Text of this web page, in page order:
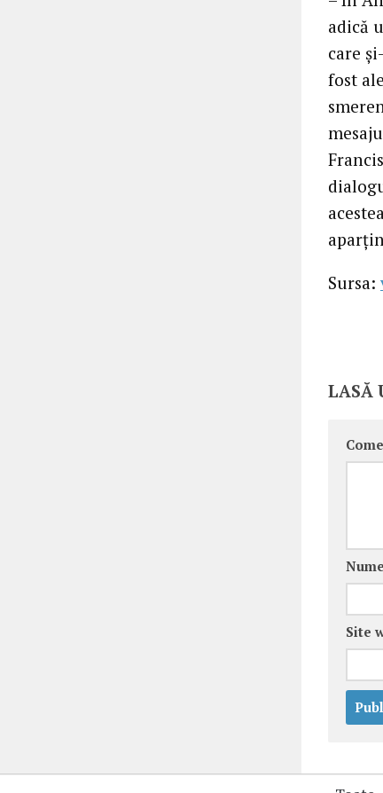
adică
care
fost
Sursa:
LASĂ
Nume
Site